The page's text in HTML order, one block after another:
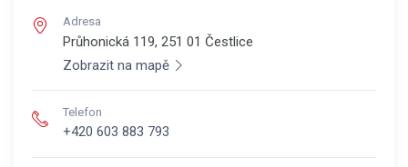
Adresa
Průhonická 119, 251 01 Čestlice
Zobrazit na mapě
Telefon
+420 603 883 793